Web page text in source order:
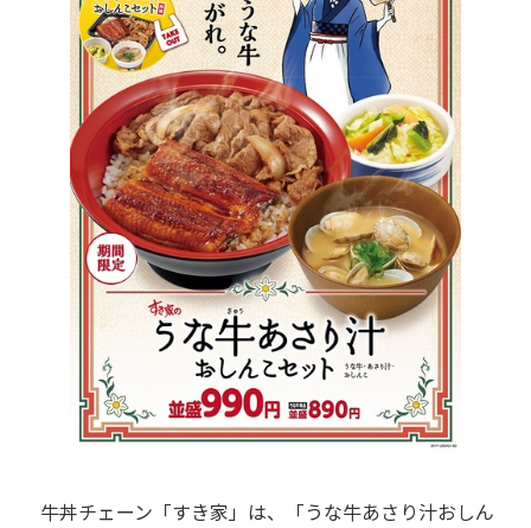
牛丼チェーン「すき家」は、「うな牛あさり汁おしん